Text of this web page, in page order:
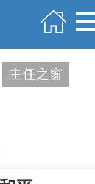
主任之窗